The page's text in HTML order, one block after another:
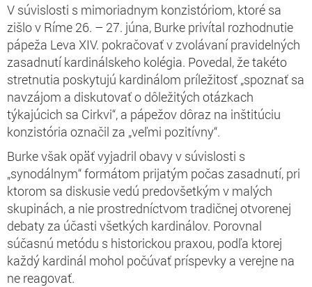
V súvislosti s mimoriadnym konzistóriom, ktoré sa
zišlo v Ríme 26. – 27. júna, Burke privítal rozhodnutie
pápeža Leva XIV. pokračovať v zvolávaní pravidelných
zasadnutí kardinálskeho kolégia. Povedal, že takéto
stretnutia poskytujú kardinálom príležitosť „spoznať sa
navzájom a diskutovať o dôležitých otázkach
týkajúcich sa Cirkvi“, a pápežov dôraz na inštitúciu
konzistória označil za „veľmi pozitívny“.
Burke však opäť vyjadril obavy v súvislosti s
„synodálnym“ formátom prijatým počas zasadnutí, pri
ktorom sa diskusie vedú predovšetkým v malých
skupinách, a nie prostredníctvom tradičnej otvorenej
debaty za účasti všetkých kardinálov. Porovnal
súčasnú metódu s historickou praxou, podľa ktorej
každý kardinál mohol počúvať príspevky a verejne na
ne reagovať.